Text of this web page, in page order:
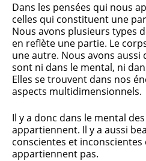
Dans les pensées qui nous
celles qui constituent une
Nous avons plusieurs types
en reflète une partie. Le
une autre. Nous avons aussi
sont ni dans le mental, ni
Elles se trouvent dans nos
aspects multidimensionnels.
Il y a donc dans le mental
appartiennent. Il y a aussi
conscientes et inconscientes
appartiennent pas.